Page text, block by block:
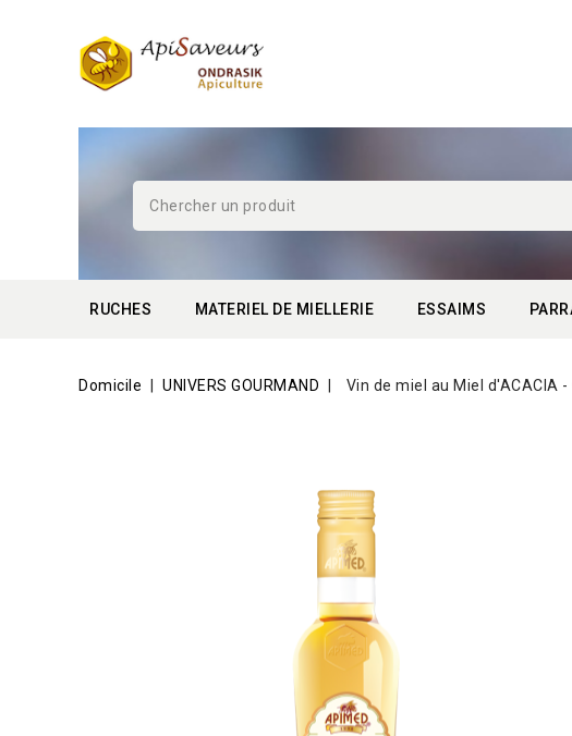
RUCHES MATERIEL DE MIELLERIE ESSAIMS
Domicile UNIVERS GOURMAND Vin de miel au Miel d'ACACIA -